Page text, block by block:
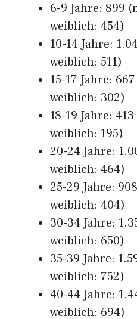
6-9 Jahre: 899
weiblich: 454)
10-14 Jahre:
weiblich: 511)
15-17 Jahre:
weiblich: 302)
18-19 Jahre:
weiblich: 195)
20-24 Jahre:
weiblich: 464)
25-29 Jahre:
weiblich: 404)
30-34 Jahre:
weiblich: 650)
35-39 Jahre:
weiblich: 752)
40-44 Jahre:
weiblich: 694)